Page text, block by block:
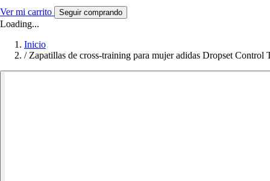
Ver mi carrito Seguir comprando
Loading...
Inicio
/ Zapatillas de cross-training para mujer adidas Dropset Control